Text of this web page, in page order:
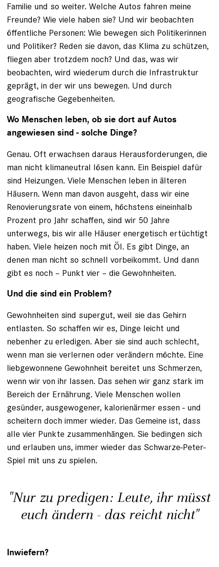
Familie und so weiter. Welche Autos fahren meine
Freunde? Wie viele haben sie? Und wir beobachten
öffentliche Personen: Wie bewegen sich Politikerinnen
und Politiker? Reden sie davon, das Klima zu schützen,
fliegen aber trotzdem noch? Und das, was wir
beobachten, wird wiederum durch die Infrastruktur
geprägt, in der wir uns bewegen. Und durch
geografische Gegebenheiten.
Wo Menschen leben, ob sie dort auf Autos
angewiesen sind - solche Dinge?
Genau. Oft erwachsen daraus Herausforderungen, die
man nicht klimaneutral lösen kann. Ein Beispiel dafür
sind Heizungen. Viele Menschen leben in älteren
Häusern. Wenn man davon ausgeht, dass wir eine
Renovierungsrate von einem, höchstens eineinhalb
Prozent pro Jahr schaffen, sind wir 50 Jahre
unterwegs, bis wir alle Häuser energetisch ertüchtigt
haben. Viele heizen noch mit Öl. Es gibt Dinge, an
denen man nicht so schnell vorbeikommt. Und dann
gibt es noch – Punkt vier – die Gewohnheiten.
Und die sind ein Problem?
Gewohnheiten sind supergut, weil sie das Gehirn
entlasten. So schaffen wir es, Dinge leicht und
nebenher zu erledigen. Aber sie sind auch schlecht,
wenn man sie verlernen oder verändern möchte. Eine
liebgewonnene Gewohnheit bereitet uns Schmerzen,
wenn wir von ihr lassen. Das sehen wir ganz stark im
Bereich der Ernährung. Viele Menschen wollen
gesünder, ausgewogener, kalorienärmer essen - und
scheitern doch immer wieder. Das Gemeine ist, dass
alle vier Punkte zusammenhängen. Sie bedingen sich
und erlauben uns, immer wieder das Schwarze-Peter-
Spiel mit uns zu spielen.
"Nur zu predigen: Leute, ihr müsst
euch ändern - das reicht nicht"
Inwiefern?